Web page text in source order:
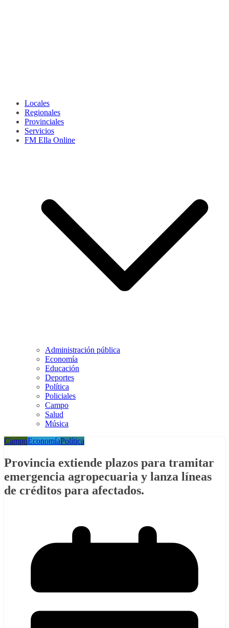
Locales
Regionales
Provinciales
Servicios
FM Ella Online
Administración pública
Economía
Educación
Deportes
Política
Policiales
Campo
Salud
Música
CampoEconomíaPolítica
Provincia extiende plazos para tramitar
emergencia agropecuaria y lanza líneas
de créditos para afectados.